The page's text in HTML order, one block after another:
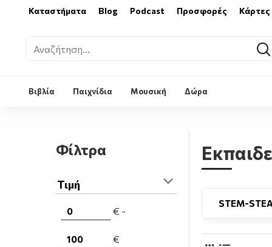
Καταστήματα Blog Podcast Προσφορές
Βιβλία Παιχνίδια Μουσική Δώρα
Φίλτρα
Τιμή
€ -
€
STEM-